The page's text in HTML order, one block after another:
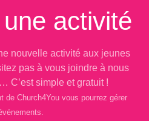
activité
nouvelle activité aux jeunes
pas à vous joindre à nous
C’est simple et gratuit !
de Church4You vous pourrez gérer